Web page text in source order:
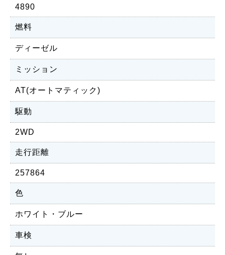
4890
燃料
ディーゼル
ミッション
AT(オートマティック)
駆動
2WD
走行距離
257864
色
ホワイト・ブルー
車検